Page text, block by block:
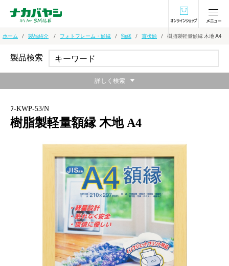
オンラインショ
ホーム 製品紹介 フォトフレーム・額縁 額縁 賞状額 樹脂製軽量額縁 木地 A4
ﾌ-KWP-53/N
樹脂製軽量額縁 木地 A4
ナチュラルな風合いがインテリアによく馴染む額
メーカー希望小売価格：
製品検索
詳しく検索